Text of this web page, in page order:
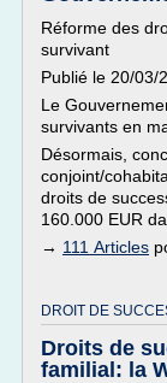
Réforme des
survivant
Publié le 20/03/
Le
survivants en
Désormais,
conjoint/
droits de
160.000 EUR
→ 111 Articles
DROIT DE
Droits de
familial: la